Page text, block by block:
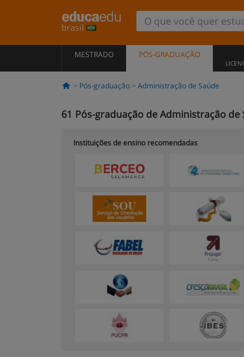
brasil
MESTRADO PÓS-GRADUAÇÃO
Pós-graduação Administração de Saúde
61 Pós-graduação de Administração de
Instituições de ensino recomendadas